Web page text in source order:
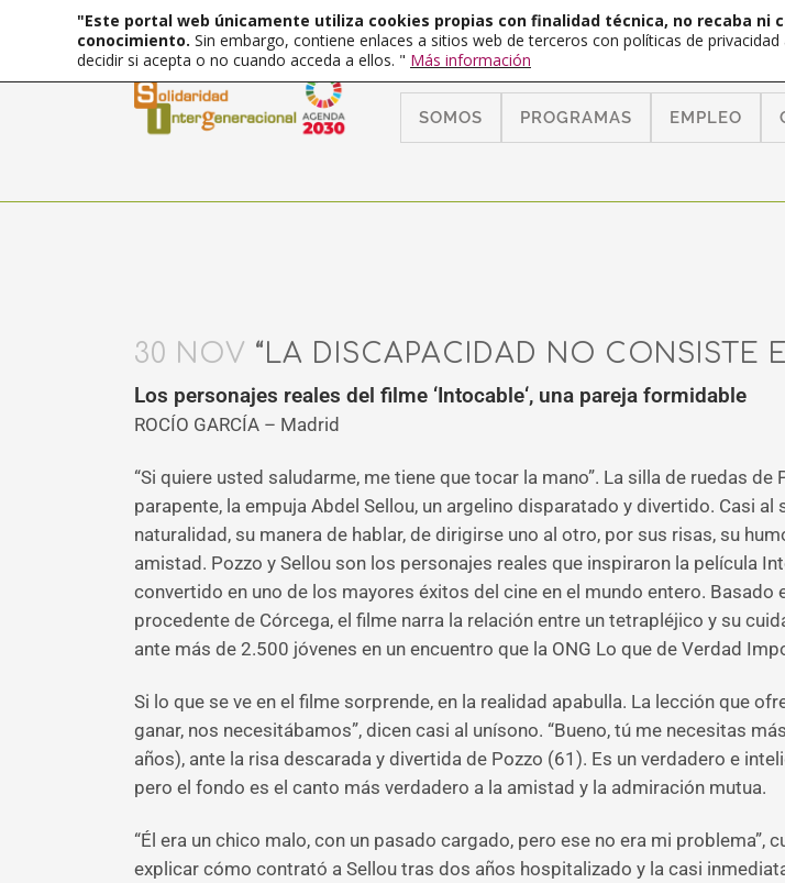
SOMOS PROGRAMAS EMPLEO
30 NOV “LA DISCAPACIDAD NO CONSISTE
Los personajes reales del filme ‘Intocable‘, una pareja formidable
ROCÍO GARCÍA – Madrid
“Si quiere usted saludarme, me tiene que tocar la mano”. La silla de ruedas
parapente, la empuja Abdel Sellou, un argelino disparatado y divertido. Casi
naturalidad, su manera de hablar, de dirigirse uno al otro, por sus risas, su
amistad. Pozzo y Sellou son los personajes reales que inspiraron la película
convertido en uno de los mayores éxitos del cine en el mundo entero.
procedente de Córcega, el filme narra la relación entre un tetrapléjico y su
ante más de 2.500 jóvenes en un encuentro que la ONG Lo que de Verdad
Si lo que se ve en el filme sorprende, en la realidad apabulla. La lección que
ganar, nos necesitábamos”, dicen casi al unísono. “Bueno, tú me necesitas
años), ante la risa descarada y divertida de Pozzo (61). Es un verdadero e
pero el fondo es el canto más verdadero a la amistad y la admiración mutua.
“Él era un chico malo, con un pasado cargado, pero ese no era mi problema”,
explicar cómo contrató a Sellou tras dos años hospitalizado y la casi
"Este portal web únicamente utiliza cookies propias con finalidad técnica, no recaba ni
conocimiento. Sin embargo, contiene enlaces a sitios web de terceros con políticas de
decidir si acepta o no cuando acceda a ellos. " Más información